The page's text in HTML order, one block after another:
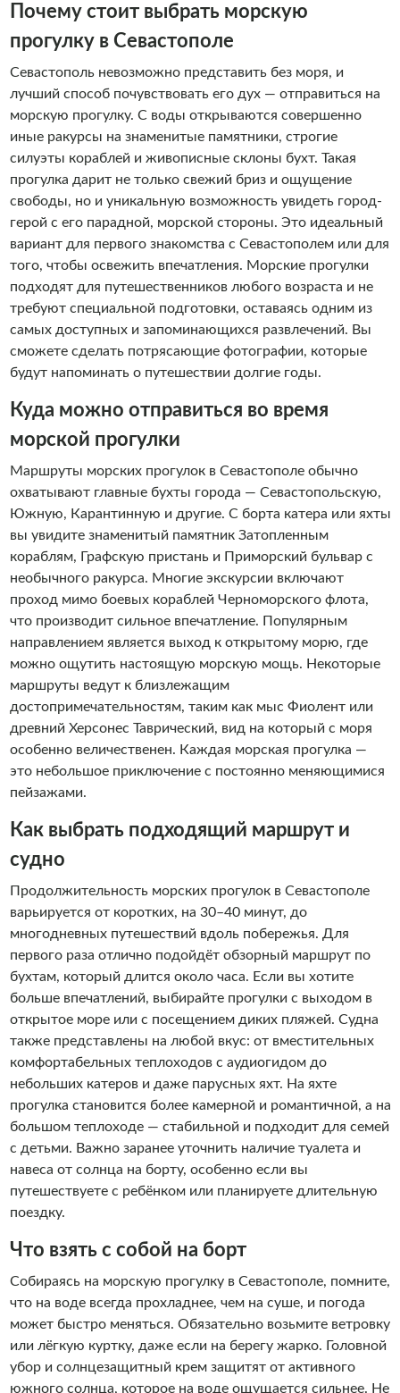
просто посетить места, а прочувствовать его. Ощутить
Крым как живое пространство, приглашаю вас в
индивидуальный поход или на индивидуальную
экскурсию.
Почему стоит выбрать морскую
прогулку в Севастополе
Севастополь невозможно представить без моря, и
лучший способ почувствовать его дух — отправиться на
морскую прогулку. С воды открываются совершенно
иные ракурсы на знаменитые памятники, строгие
силуэты кораблей и живописные склоны бухт. Такая
прогулка дарит не только свежий бриз и ощущение
свободы, но и уникальную возможность увидеть город-
герой с его парадной, морской стороны. Это идеальный
вариант для первого знакомства с Севастополем или для
того, чтобы освежить впечатления. Морские прогулки
подходят для путешественников любого возраста и не
требуют специальной подготовки, оставаясь одним из
самых доступных и запоминающихся развлечений. Вы
сможете сделать потрясающие фотографии, которые
будут напоминать о путешествии долгие годы.
Куда можно отправиться во время
морской прогулки
Маршруты морских прогулок в Севастополе обычно
охватывают главные бухты города — Севастопольскую,
Южную, Карантинную и другие. С борта катера или яхты
вы увидите знаменитый памятник Затопленным
кораблям, Графскую пристань и Приморский бульвар с
необычного ракурса. Многие экскурсии включают
проход мимо боевых кораблей Черноморского флота,
что производит сильное впечатление. Популярным
направлением является выход к открытому морю, где
можно ощутить настоящую морскую мощь. Некоторые
маршруты ведут к близлежащим
достопримечательностям, таким как мыс Фиолент или
древний Херсонес Таврический, вид на который с моря
особенно величественен. Каждая морская прогулка —
это небольшое приключение с постоянно меняющимися
пейзажами.
Как выбрать подходящий маршрут и
судно
Продолжительность морских прогулок в Севастополе
варьируется от коротких, на 30–40 минут, до
многодневных путешествий вдоль побережья. Для
первого раза отлично подойдёт обзорный маршрут по
бухтам, который длится около часа. Если вы хотите
больше впечатлений, выбирайте прогулки с выходом в
открытое море или с посещением диких пляжей. Судна
также представлены на любой вкус: от вместительных
комфортабельных теплоходов с аудиогидом до
небольших катеров и даже парусных яхт. На яхте
прогулка становится более камерной и романтичной, а на
большом теплоходе — стабильной и подходит для семей
с детьми. Важно заранее уточнить наличие туалета и
навеса от солнца на борту, особенно если вы
путешествуете с ребёнком или планируете длительную
поездку.
Что взять с собой на борт
Собираясь на морскую прогулку в Севастополе, помните,
что на воде всегда прохладнее, чем на суше, и погода
может быстро меняться. Обязательно возьмите ветровку
или лёгкую куртку, даже если на берегу жарко. Головной
убор и солнцезащитный крем защитят от активного
южного солнца, которое на воде ощущается сильнее. Не